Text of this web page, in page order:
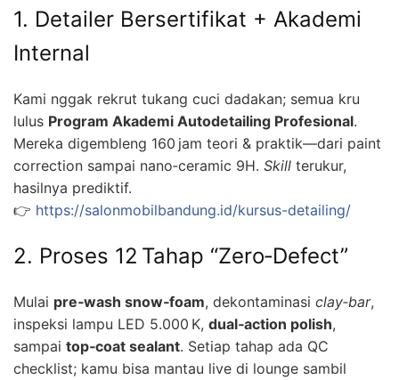
1. Detailer Bersertifikat + Akademi
Internal
Kami nggak rekrut tukang cuci dadakan; semua kru
lulus Program Akademi Autodetailing Profesional.
Mereka digembleng 160 jam teori & praktik—dari paint
correction sampai nano‑ceramic 9H. Skill terukur,
hasilnya prediktif.
👉 https://salonmobilbandung.id/kursus-detailing/
2. Proses 12 Tahap “Zero‑Defect”
Mulai pre‑wash snow‑foam, dekontaminasi clay‑bar,
inspeksi lampu LED 5.000 K, dual‑action polish,
sampai top‑coat sealant. Setiap tahap ada QC
checklist; kamu bisa mantau live di lounge sambil